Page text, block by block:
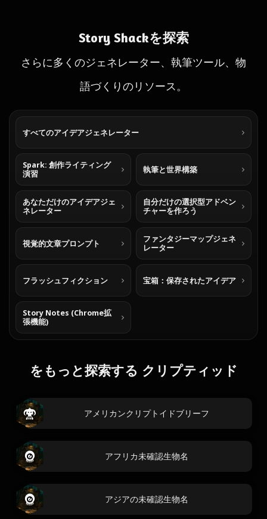
Story Shackを探索
さらに多くのジェネレーター、執筆ツール、物
語づくりのリソース。
すべてのアイデアジェネレーター
Spark: 創作ライティング
演習
執筆と世界構築
あなただけのアイデアジェ
ネレーター
自分だけの選択型アドベン
チャーを作ろう
視覚的文章プロンプト
ファンタジーマップジェネ
レーター
フラッシュフィクション 宝箱：保存されたアイデア
Story Notes (Chrome拡
張機能)
をもっと探索する クリプティッド
アメリカンクリプトイドブリーフ
アフリカ未確認生物名
アジアの未確認生物名